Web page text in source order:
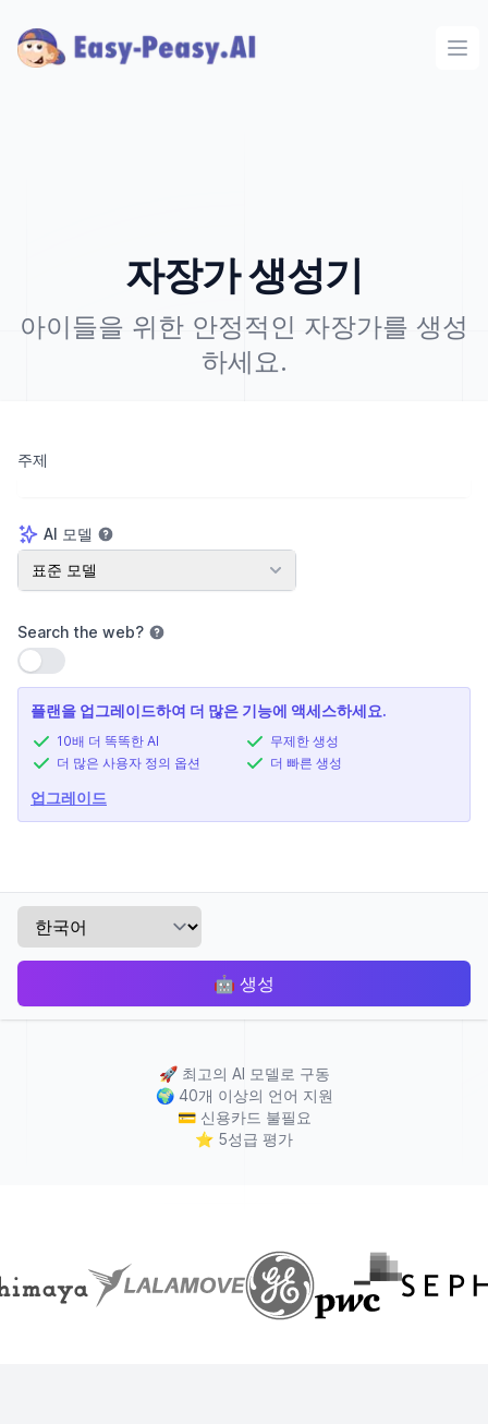
자장가 생성기
아이들을 위한 안정적인 자장가를 생성
하세요.
주제
AI 모델
AI 모델
표준 모델
Search the web?
설정 사용
플랜을 업그레이드하여 더 많은 기능에 액세스하세요.
10배 더 똑똑한 AI
더 많은 사용자 정의 옵션
무제한 생성
더 빠른 생성
업그레이드
🤖 생성
🚀 최고의 AI 모델로 구동
🌍 40개 이상의 언어 지원
💳 신용카드 불필요
⭐ 5성급 평가